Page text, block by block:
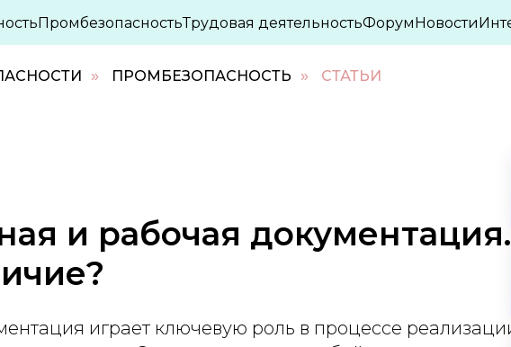
» ПРОМБЕЗОПАСНОСТЬ » СТАТЬИ
ПромбезопасностьТрудовая деятельностьФорумНовости
и рабочая
играет ключевую роль в процессе